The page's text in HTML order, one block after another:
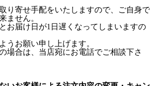
り寄せ手配をいたしますので、ご自身で
ません。
お届け日が1日遅くなってしまいますの
うお願い申し上げます。
場合は、当店宛にお電話でご相談下さ